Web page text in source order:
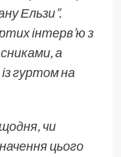
Ельзи”.
інтерв’ю з
а
гуртом на
чи
цього